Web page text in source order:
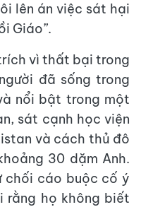
lên án việc sát hại
Giáo”.
vì thất bại trong
đã sống trong
nổi bật trong một
sát cạnh học viện
và cách thủ đô
30 dặm Anh.
chối cáo buộc cố ý
rằng họ không biết